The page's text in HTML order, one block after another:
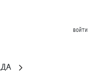
ВОЙТИ